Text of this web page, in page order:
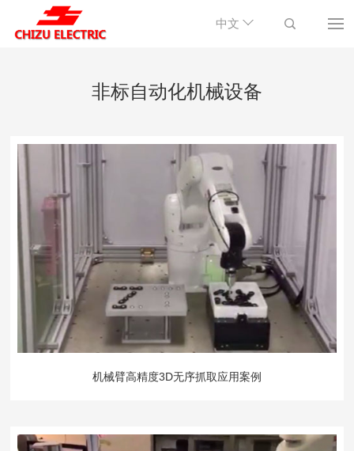
中文
非标自动化机械设备
机械臂高精度3D无序抓取应用案例